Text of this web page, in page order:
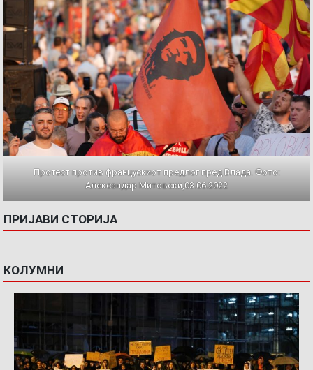
Протест против францускиот предлог пред Влада. Фото:
Александар Митовски,03.06.2022
ПРИЈАВИ СТОРИЈА
КОЛУМНИ